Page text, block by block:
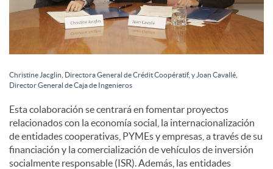
d
o
s
Christine Jacglin, Directora General de Crédit Coopératif, y Joan Cavallé,
Director General de Caja de Ingenieros
Esta colaboración se centrará en fomentar proyectos
relacionados con la economía social, la internacionalización
de entidades cooperativas, PYMEs y empresas, a través de su
financiación y la comercialización de vehículos de inversión
socialmente responsable (ISR). Además, las entidades